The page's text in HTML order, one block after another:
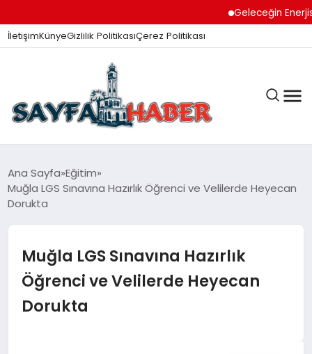
Geleceğin Enerjisi
İletişimKünyeGizlilik PolitikasıÇerez Politikası
ANA SAYFA
GÜNDEM
İZMIR HABERLERI
Ana Sayfa Eğitim
Muğla LGS Sınavına Hazırlık Öğrenci ve Velilerde Heyecan
Dorukta
Muğla LGS Sınavına Hazırlık
Öğrenci ve Velilerde Heyecan
Dorukta